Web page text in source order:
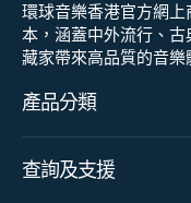
環球音樂香港官方網
本，涵蓋中外流行、
藏家帶來高品質的音樂
產品分類
查詢及支援